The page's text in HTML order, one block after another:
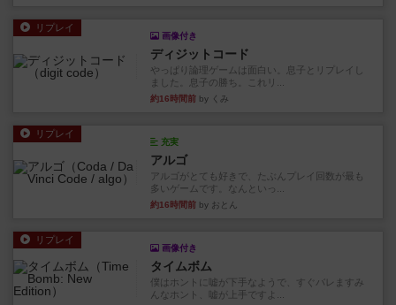
リプレイ
画像付き
ディジットコード
やっぱり論理ゲームは面白い。息子とリプレイし
ました。息子の勝ち。これリ...
約16時間前 by くみ
リプレイ
充実
アルゴ
アルゴがとても好きで、たぶんプレイ回数が最も
多いゲームです。なんといっ...
約16時間前 by おとん
リプレイ
画像付き
タイムボム
僕はホントに嘘が下手なようで、すぐバレますみ
んなホント、嘘が上手ですよ...